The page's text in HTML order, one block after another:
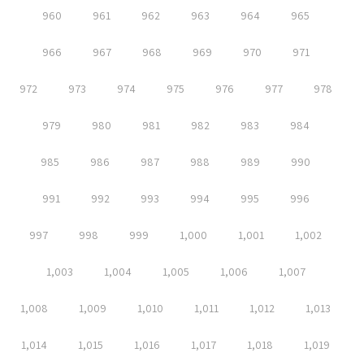
960 961 962 963 964 965
966 967 968 969 970 971
972 973 974 975 976 977 978
979 980 981 982 983 984
985 986 987 988 989 990
991 992 993 994 995 996
997 998 999 1,000 1,001 1,002
1,003 1,004 1,005 1,006 1,007
1,008 1,009 1,010 1,011 1,012 1,013
1,014 1,015 1,016 1,017 1,018 1,019